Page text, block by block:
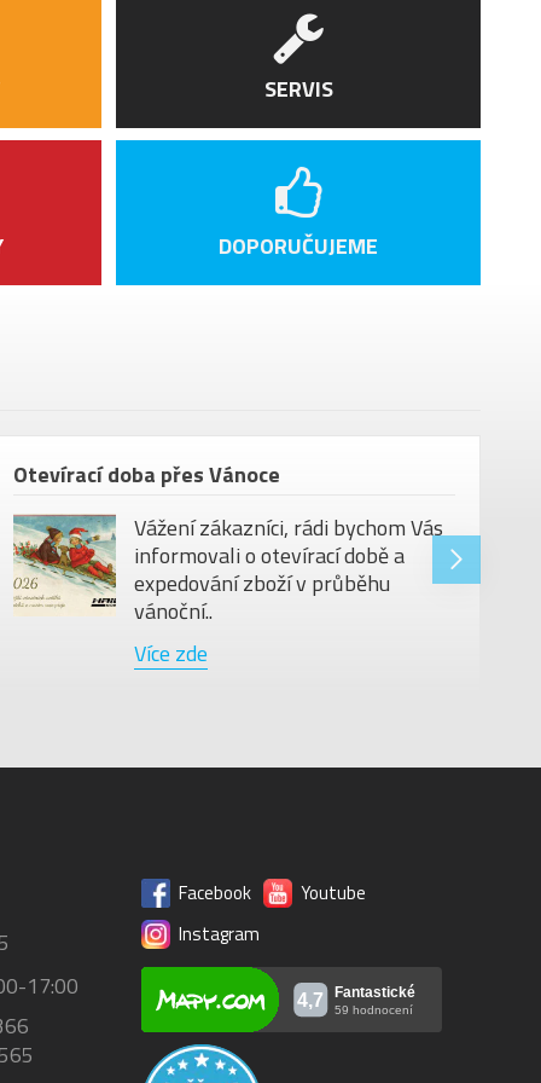
Alloy Butted 35 x 800 mm, 12 mm Rise,
Sweep
grips
Ø 31,6mm telescopic seat post
UD, Garnet UD
SERVIS
DOPORUČUJEME
Otevírací doba přes Vánoce
Vážení zákazníci, rádi bychom Vás
informovali o otevírací době a
expedování zboží v průběhu
vánoční..
Více zde
17:00
Facebook
Youtube
Instagram